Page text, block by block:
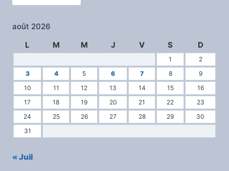
août 2026
L
M M J V S D
1
2
3
4 5 6 7 8
9
10
11 12 13 14 15
16
17
18 19 20 21 22
23
24
25 26 27 28 29
30
31
« Juil